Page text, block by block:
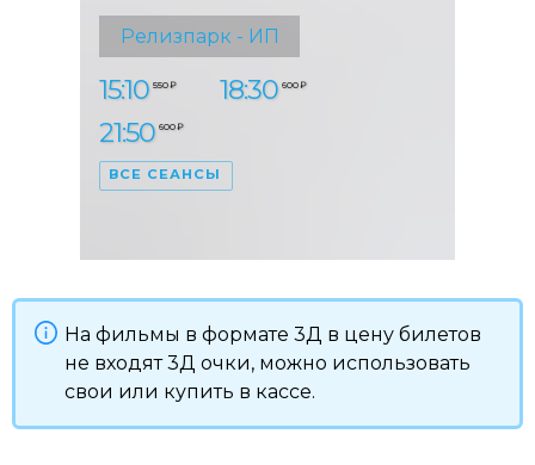
Релизпарк - ИП
15:10 550 ₽ 18:30 600 ₽
21:50 600 ₽
ВСЕ СЕАНСЫ
На фильмы в формате 3Д в цену билетов
не входят 3Д очки, можно использовать
свои или купить в кассе.